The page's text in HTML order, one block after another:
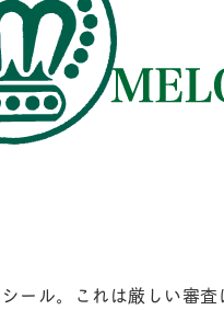
ール。これは厳しい審